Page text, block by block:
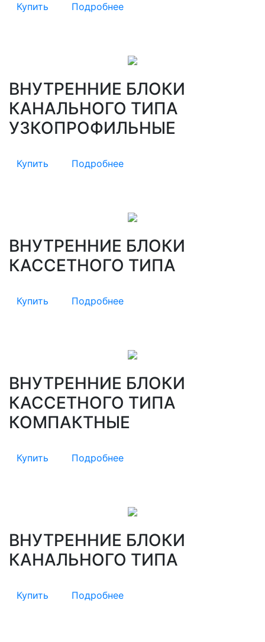
Купить Подробнее
ВНУТРЕННИЕ БЛОКИ
КАНАЛЬНОГО ТИПА
УЗКОПРОФИЛЬНЫЕ
Купить Подробнее
ВНУТРЕННИЕ БЛОКИ
КАССЕТНОГО ТИПА
Купить Подробнее
ВНУТРЕННИЕ БЛОКИ
КАССЕТНОГО ТИПА
КОМПАКТНЫЕ
Купить Подробнее
ВНУТРЕННИЕ БЛОКИ
КАНАЛЬНОГО ТИПА
Купить Подробнее